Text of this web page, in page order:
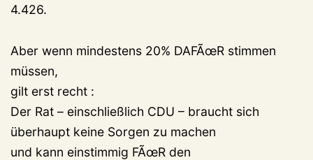
4.426.
Aber wenn mindestens 20% DAFÃœR stimmen
müssen,
gilt erst recht :
Der Rat – einschließlich CDU – braucht sich
überhaupt keine Sorgen zu machen
und kann einstimmig FÃœR den